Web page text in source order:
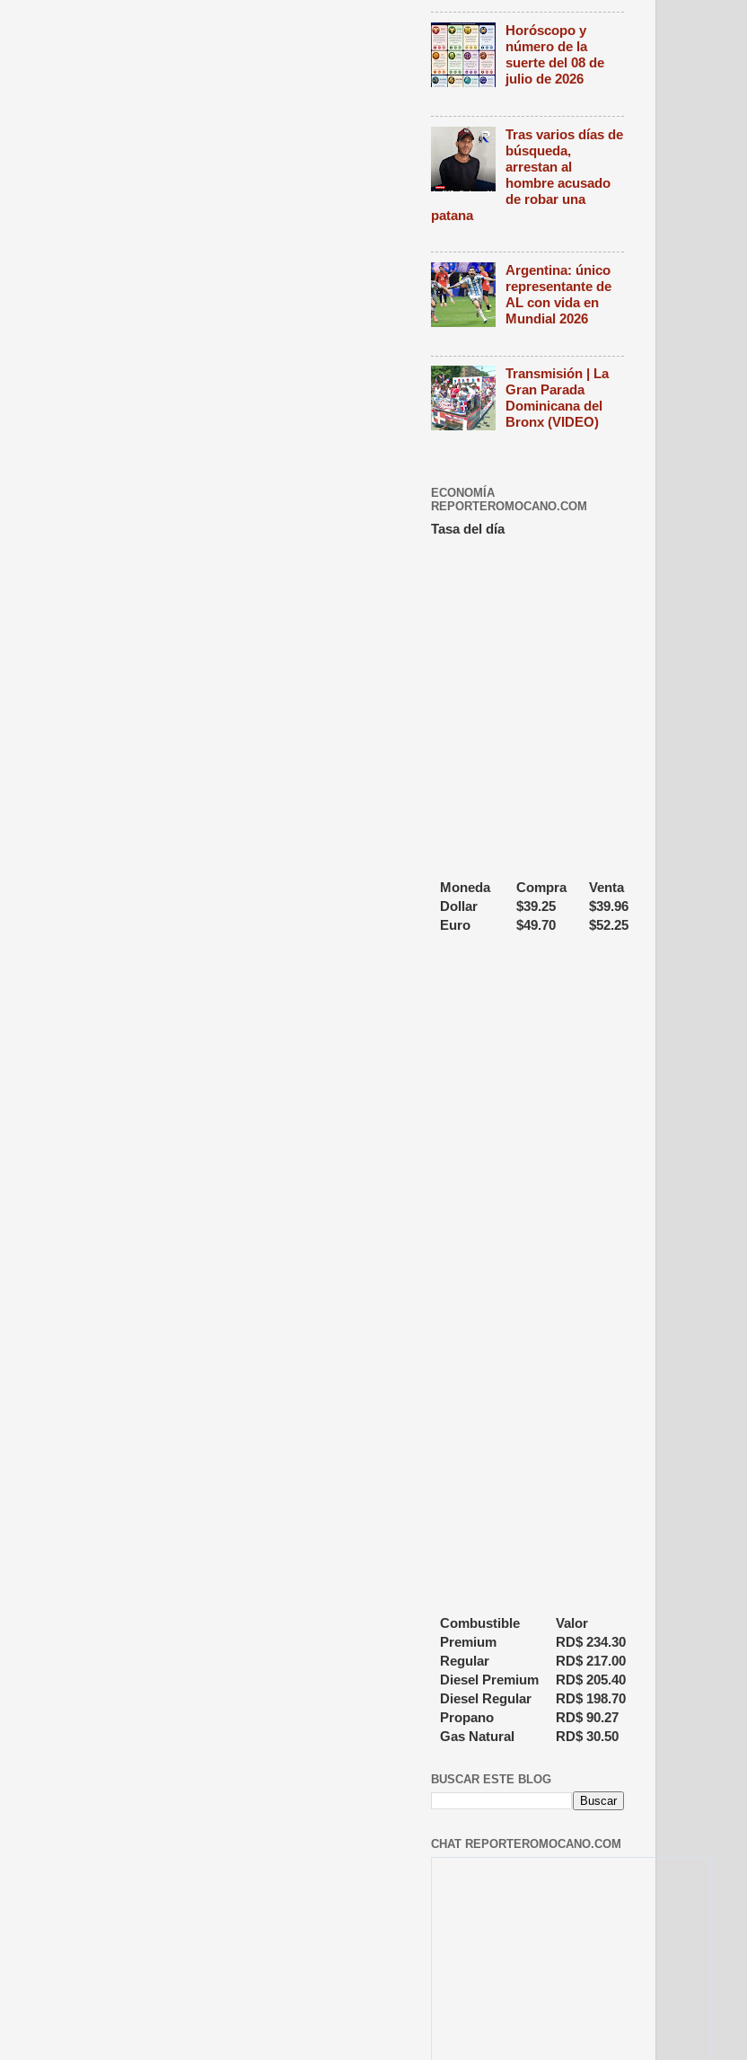
Horóscopo y
número de la
suerte del 08 de
julio de 2026
Tras varios días de
búsqueda,
arrestan al
hombre acusado
de robar una
patana
Argentina: único
representante de
AL con vida en
Mundial 2026
Transmisión | La
Gran Parada
Dominicana del
Bronx (VIDEO)
ECONOMÍA
REPORTEROMOCANO.COM
Tasa del día
Moneda Compra
Venta
Dollar
$39.25 $39.96
Euro
$49.70 $52.25
Combustible
Valor
Premium
RD$ 234.30
Regular
RD$ 217.00
Diesel Premium
RD$ 205.40
Diesel Regular
RD$ 198.70
Propano
RD$ 90.27
Gas Natural
RD$ 30.50
BUSCAR ESTE BLOG
CHAT REPORTEROMOCANO.COM